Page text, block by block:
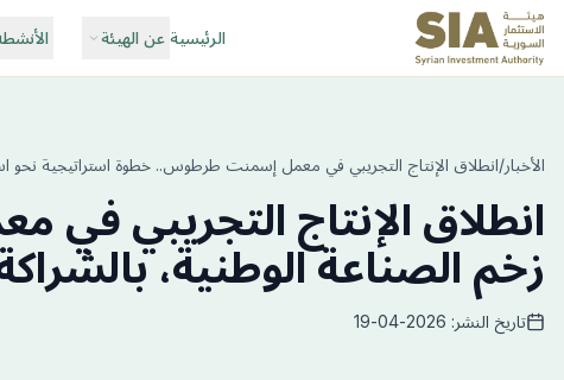
الرئيسية عن الهيئة
الأخبار/انطلاق الإنتاج التجريبي في معمل إسمنت طرطوس.. خطوة استراتيجية نحو
انطلاق الإنتاج التجريبي
زخم الصناعة الوطنية،
تاريخ النشر: 2026-04-19